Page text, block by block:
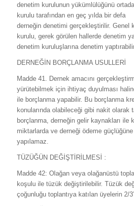
denetim kurulunun yükümlülüğünü
kurulu tarafından en geç yılda bir defa
derneğin denetimi gerçekleştirilir. Genel
kurulu, gerek görülen hallerde denetim
denetim kuruluşlarına denetim
DERNEĞİN BORÇLANMA USULLERİ
Madde 41. Dernek amacını
yürütebilmek için ihtiyaç duyulması
ile borçlanma yapabilir. Bu borçlanma
konularında olabileceği gibi nakit olarak
borçlanma, derneğin gelir kaynakları ile
miktarlarda ve derneği ödeme
yapılamaz.
TÜZÜĞÜN DEĞİŞTİRİLMESİ :
Madde 42: Olağan veya olağanüstü
koşulu ile tüzük değiştirilebilir. Tüzük
çoğunluğu toplantıya katılan üyelerin 2/